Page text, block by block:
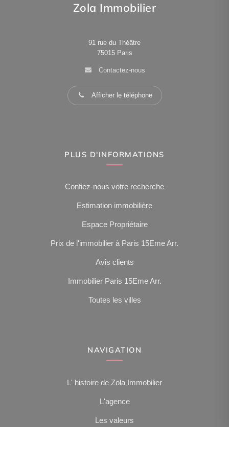
Zola Immobilier
91 rue du Théâtre
75015 Paris
Contactez-nous
Afficher le téléphone
PLUS D'INFORMATIONS
Confiez-nous votre recherche
Estimation immobilière
Espace Propriétaire
Prix de l'immobilier à Paris 15Eme Arr.
Avis clients
Immobilier Paris 15Eme Arr.
Toutes les villes
NAVIGATION
L' histoire de Zola Immobilier
L'agence
Les valeurs